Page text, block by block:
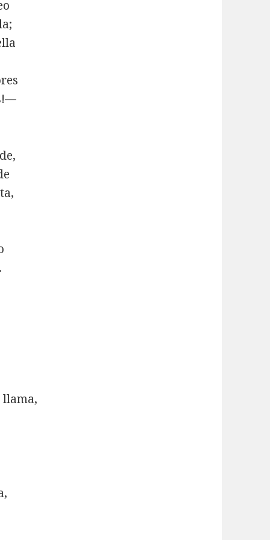
llama,